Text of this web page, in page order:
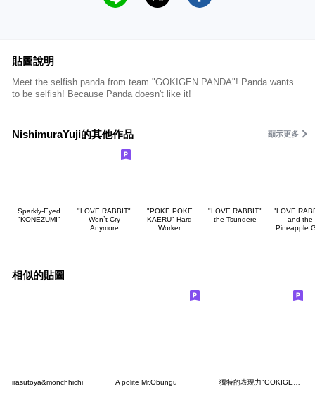
貼圖說明
Meet the selfish panda from team "GOKIGEN PANDA"! Panda wants
to be selfish! Because Panda doesn't like it!
NishimuraYuji的其他作品 顯示更多
Sparkly-Eyed
"KONEZUMI"
"LOVE RABBIT"
Won`t Cry
Anymore
"POKE POKE
KAERU" Hard
Worker
"LOVE RABBIT"
the Tsundere
"LOVE
and the
Pineapple
相似的貼圖
irasutoya&monchhichi A polite Mr.Obungu 獨特的表現力"GOKIGEN PANDA" 台灣版